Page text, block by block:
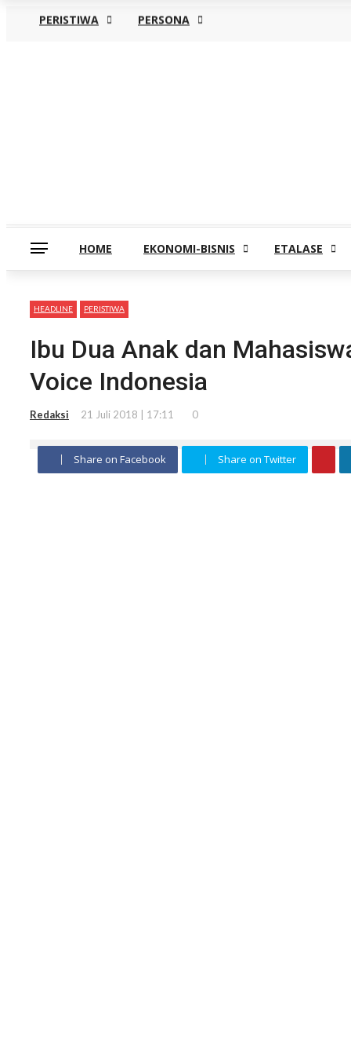
HOME EKONOMI-BISNIS ETALASE
PERISTIWA PERSONA
HEADLINE PERISTIWA
Ibu Dua Anak dan
Voice Indonesia
Redaksi 21 Juli 2018 | 17:11 0
Share on Facebook Share on Twitter